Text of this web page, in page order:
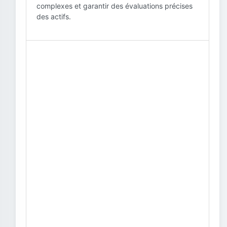
complexes et garantir des évaluations précises
des actifs.